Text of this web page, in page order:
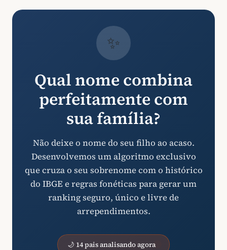
✨
Qual nome combina
perfeitamente com
sua família?
Não deixe o nome do seu filho ao acaso.
Desenvolvemos um algoritmo exclusivo
que cruza o seu sobrenome com o histórico
do IBGE e regras fonéticas para gerar um
ranking seguro, único e livre de
arrependimentos.
🌙 14 pais analisando agora